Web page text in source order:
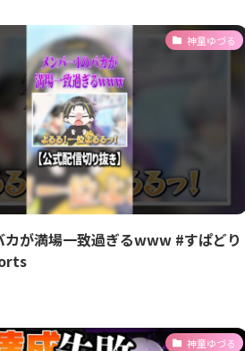
神童ゆづる
カが満場一致過ぎるwww #すぱどり
神童ゆづる